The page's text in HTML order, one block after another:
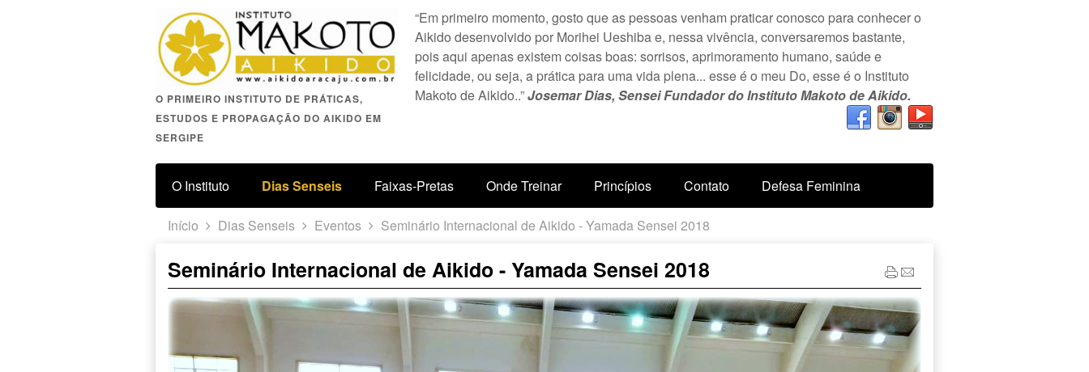
O PRIMEIRO INSTITUTO DE PRÁTICAS,
ESTUDOS E PROPAGAÇÃO DO AIKIDO EM
SERGIPE
“Em primeiro momento, gosto que as pessoas venham praticar conosco para conhecer o
Aikido desenvolvido por Morihei Ueshiba e, nessa vivência, conversaremos bastante,
pois aqui apenas existem coisas boas: sorrisos, aprimoramento humano, saúde e
felicidade, ou seja, a prática para uma vida plena... esse é o meu Do, esse é o Instituto
Makoto de Aikido..”Josemar Dias, Sensei Fundador do Instituto Makoto de Aikido.
O Instituto Dias Senseis Faixas-Pretas Onde Treinar Princípios Contato Defesa Feminina
Início Dias Senseis Eventos Seminário Internacional de Aikido - Yamada Sensei 2018
Seminário Internacional de Aikido - Yamada Sensei 2018